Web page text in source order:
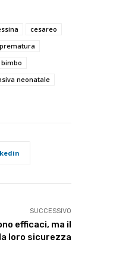
cesareo
neonatale
SUCCESSIVO
efficaci, ma il
loro sicurezza